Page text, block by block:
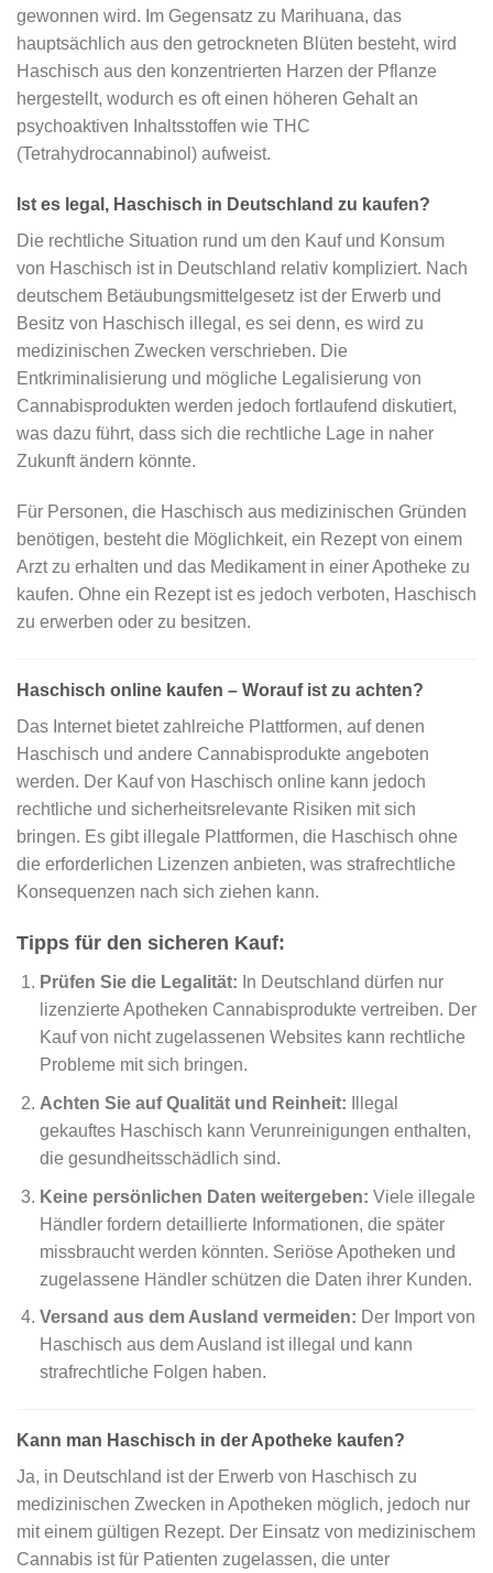
gewonnen wird. Im Gegensatz zu Marihuana, das
hauptsächlich aus den getrockneten Blüten besteht, wird
Haschisch aus den konzentrierten Harzen der Pflanze
hergestellt, wodurch es oft einen höheren Gehalt an
psychoaktiven Inhaltsstoffen wie THC
(Tetrahydrocannabinol) aufweist.
Ist es legal, Haschisch in Deutschland zu kaufen?
Die rechtliche Situation rund um den Kauf und Konsum
von Haschisch ist in Deutschland relativ kompliziert. Nach
deutschem Betäubungsmittelgesetz ist der Erwerb und
Besitz von Haschisch illegal, es sei denn, es wird zu
medizinischen Zwecken verschrieben. Die
Entkriminalisierung und mögliche Legalisierung von
Cannabisprodukten werden jedoch fortlaufend diskutiert,
was dazu führt, dass sich die rechtliche Lage in naher
Zukunft ändern könnte.
Für Personen, die Haschisch aus medizinischen Gründen
benötigen, besteht die Möglichkeit, ein Rezept von einem
Arzt zu erhalten und das Medikament in einer Apotheke zu
kaufen. Ohne ein Rezept ist es jedoch verboten, Haschisch
zu erwerben oder zu besitzen.
Haschisch online kaufen – Worauf ist zu achten?
Das Internet bietet zahlreiche Plattformen, auf denen
Haschisch und andere Cannabisprodukte angeboten
werden. Der Kauf von Haschisch online kann jedoch
rechtliche und sicherheitsrelevante Risiken mit sich
bringen. Es gibt illegale Plattformen, die Haschisch ohne
die erforderlichen Lizenzen anbieten, was strafrechtliche
Konsequenzen nach sich ziehen kann.
Tipps für den sicheren Kauf:
Prüfen Sie die Legalität: In Deutschland dürfen nur
lizenzierte Apotheken Cannabisprodukte vertreiben. Der
Kauf von nicht zugelassenen Websites kann rechtliche
Probleme mit sich bringen.
Achten Sie auf Qualität und Reinheit: Illegal
gekauftes Haschisch kann Verunreinigungen enthalten,
die gesundheitsschädlich sind.
Keine persönlichen Daten weitergeben: Viele illegale
Händler fordern detaillierte Informationen, die später
missbraucht werden könnten. Seriöse Apotheken und
zugelassene Händler schützen die Daten ihrer Kunden.
Versand aus dem Ausland vermeiden: Der Import von
Haschisch aus dem Ausland ist illegal und kann
strafrechtliche Folgen haben.
Kann man Haschisch in der Apotheke kaufen?
Ja, in Deutschland ist der Erwerb von Haschisch zu
medizinischen Zwecken in Apotheken möglich, jedoch nur
mit einem gültigen Rezept. Der Einsatz von medizinischem
Cannabis ist für Patienten zugelassen, die unter